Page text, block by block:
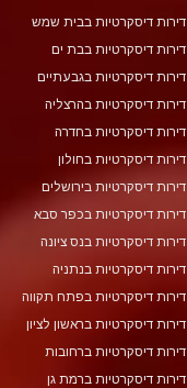
דירות דיסקרטיות בבית שמש
דירות דיסקרטיות בבת ים
דירות דיסקרטיות בגבעתיים
דירות דיסקרטיות בהרצליה
דירות דיסקרטיות בחדרה
דירות דיסקרטיות בחולון
דירות דיסקרטיות בירושלים
דירות דיסקרטיות בכפר סבא
דירות דיסקרטיות בנס ציונה
דירות דיסקרטיות בנתניה
דירות דיסקרטיות בפתח תקווה
דירות דיסקרטיות בראשון לציון
דירות דיסקרטיות ברחובות
דירות דיסקרטיות ברמת גן